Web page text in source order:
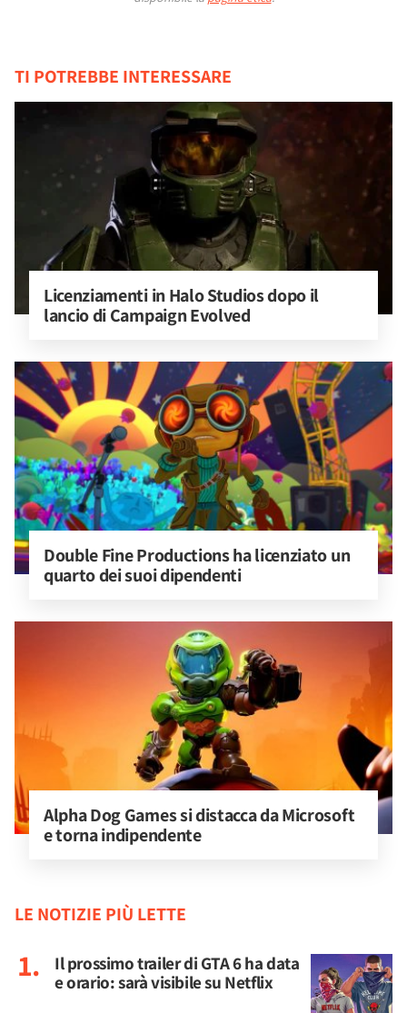
TI POTREBBE INTERESSARE
Licenziamenti in Halo Studios dopo il
lancio di Campaign Evolved
Double Fine Productions ha licenziato un
quarto dei suoi dipendenti
Alpha Dog Games si distacca da Microsoft
e torna indipendente
LE NOTIZIE PIÙ LETTE
Il prossimo trailer di GTA 6 ha data
e orario: sarà visibile su Netflix